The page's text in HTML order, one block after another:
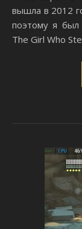
вышла в 2012
поэтому я был
The Girl Who